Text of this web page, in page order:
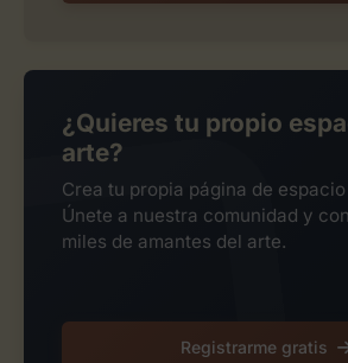
¿Quieres tu propio
arte?
Crea tu propia página de
Únete a nuestra comunidad y
miles de amantes del arte.
Registrarme gratis